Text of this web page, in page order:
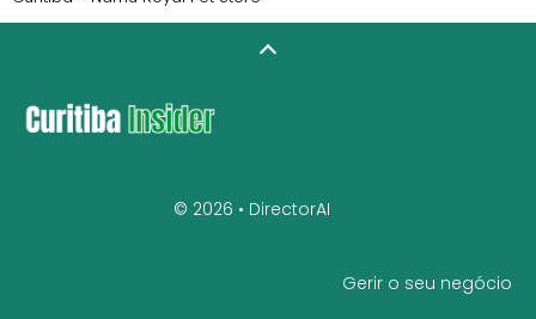
© 2026 • DirectorAI
Gerir o seu negócio